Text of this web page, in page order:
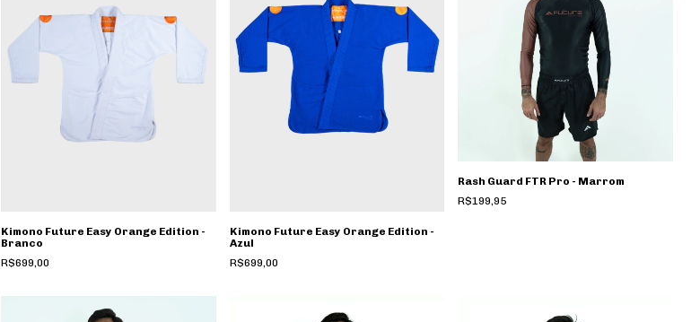
Kimono Future Easy Orange Edition -
Branco
R$699,00
Kimono Future Easy Orange Edition -
Azul
R$699,00
Rash Guard FTR Pro - Marrom
R$199,95